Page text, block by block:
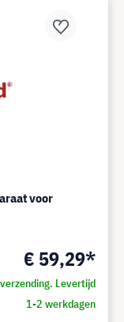
voor
€ 59,29*
Levertijd
1-2 werkdagen